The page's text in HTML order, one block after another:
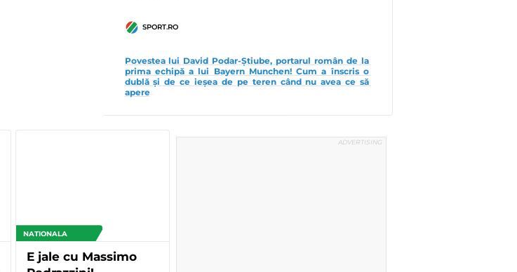
SPORT.RO
Povestea lui David Podar-Știube, portarul român de la
prima echipă a lui Bayern Munchen! Cum a înscris o
dublă și de ce ieșea de pe teren când nu avea ce să
apere
NATIONALA
E jale cu Massimo